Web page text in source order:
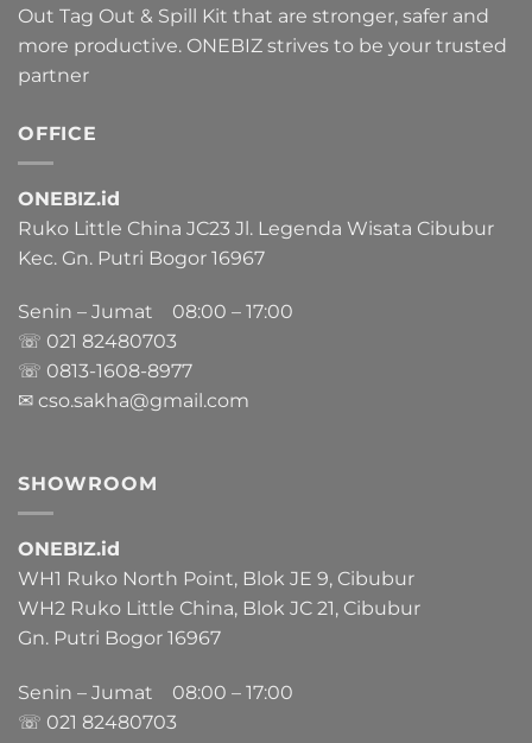
Out Tag Out & Spill Kit that are stronger, safer and
more productive. ONEBIZ strives to be your trusted
partner
OFFICE
ONEBIZ.id
Ruko Little China JC23 Jl. Legenda Wisata Cibubur
Kec. Gn. Putri Bogor 16967
Senin – Jumat 08:00 – 17:00
☏ 021 82480703
☏ 0813-1608-8977
✉ cso.sakha@gmail.com
SHOWROOM
ONEBIZ.id
WH1 Ruko North Point, Blok JE 9, Cibubur
WH2 Ruko Little China, Blok JC 21, Cibubur
Gn. Putri Bogor 16967
Senin – Jumat 08:00 – 17:00
☏ 021 82480703